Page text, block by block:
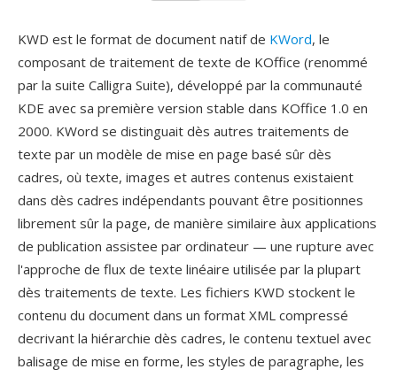
KWD est le format de document natif de KWord, le
composant de traitement de texte de KOffice (renommé
par la suite Calligra Suite), développé par la communauté
KDE avec sa première version stable dans KOffice 1.0 en
2000. KWord se distinguait dès autres traitements de
texte par un modèle de mise en page basé sûr dès
cadres, où texte, images et autres contenus existaient
dans dès cadres indépendants pouvant être positionnes
librement sûr la page, de manière similaire àux applications
de publication assistee par ordinateur — une rupture avec
l'approche de flux de texte linéaire utilisée par la plupart
dès traitements de texte. Les fichiers KWD stockent le
contenu du document dans un format XML compressé
decrivant la hiérarchie dès cadres, le contenu textuel avec
balisage de mise en forme, les styles de paragraphe, les